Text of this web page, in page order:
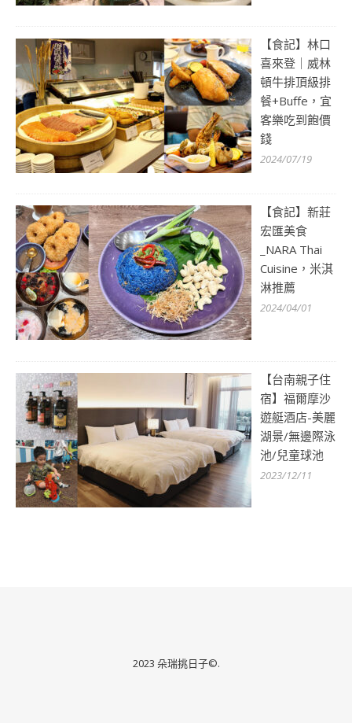
【食記】林口
喜來登｜威林
頓牛排頂級排
餐+Buffe，宜
客樂吃到飽價
錢
2024/07/19
【食記】新莊
宏匯美食
_NARA Thai
Cuisine，米淇
淋推薦
2024/04/01
【台南親子住
宿】福爾摩沙
遊艇酒店-美麗
湖景/無邊際泳
池/兒童球池
2023/12/11
2023 朵瑞挑日子©.